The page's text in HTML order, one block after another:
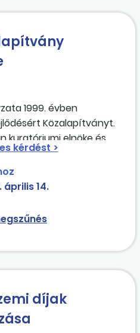
1999. évben
Közalapítványt.
kuratóriumi elnöke és
A közalapítványnak
nincs a
nincs
meg lehet-e
vagy a kuratórium
Ha igen, melyek a
április 14.
díjak